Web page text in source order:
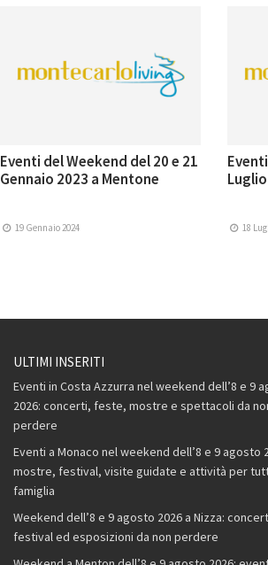
Eventi del Weekend del 20 e 21
Gennaio 2023 a Mentone
19 Gennaio 2024 18
ULTIMI INSERITI
Eventi in Costa Azzurra nel weekend dell’8 e 9
2026: concerti, feste, mostre e spettacoli da
perdere
Eventi a Monaco nel weekend dell’8 e 9 agosto
mostre, festival, visite guidate e attività per
famiglia
Weekend dell’8 e 9 agosto 2026 a Nizza:
festival ed esposizioni da non perdere